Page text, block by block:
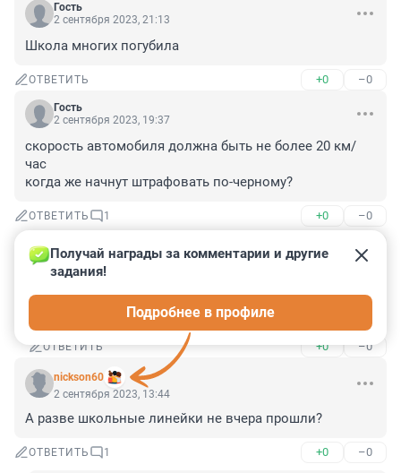
Гость
2 сентября 2023, 21:13
Школа многих погубила
ОТВЕТИТЬ +0 –0
Гость
2 сентября 2023, 19:37
скорость автомобиля должна быть не более 20 км/
час
когда же начнут штрафовать по-черному?
ОТВЕТИТЬ 1 +0 –0
А13579
2 сентября 2023, 23:44
По-черному, сколько ни штрафуй, толку никакого.
Скачут по городу, как у себя дома
ОТВЕТИТЬ +0 –0
nickson60
Получай награды за комментарии и другие
задания!
Подробнее в профиле
2 сентября 2023, 13:44
А разве школьные линейки не вчера прошли?
ОТВЕТИТЬ 1 +0 –0